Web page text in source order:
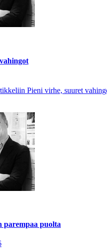
Pieni virhe, suuret
parempaa puolta